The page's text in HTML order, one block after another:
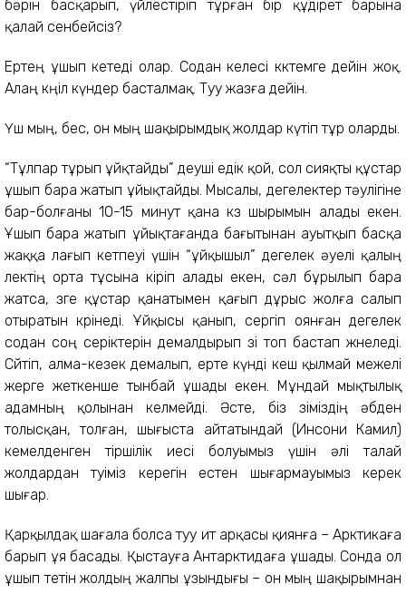
бәрін басқарып, үйлестіріп тұрған бір құдірет барына
қалай сенбейсіз?
Ертең ұшып кетеді олар. Содан келесі көктемге дейін жоқ.
Алаң көңіл күндер басталмақ. Туу жазға дейін.
Үш мың, бес, он мың шақырымдық жолдар күтіп тұр оларды.
“Тұлпар тұрып ұйқтайды” деуші едік қой, сол сияқты құстар
ұшып бара жатып ұйықтайды. Мысалы, дегелектер тәулігіне
бар-болғаны 10-15 минут қана көз шырымын алады екен.
Ұшып бара жатып ұйықтағанда бағытынан ауытқып басқа
жаққа лағып кетпеуі үшін “ұйқышыл” дегелек әуелі қалың
лектің орта тұсына кіріп алады екен, сәл бұрылып бара
жатса, өзге құстар қанатымен қағып дұрыс жолға салып
отыратын көрінеді. Ұйқысы қанып, сергіп оянған дегелек
содан соң серіктерін демалдырып өзі топ бастап жөнеледі.
Сөйтіп, алма-кезек демалып, ерте күнді кеш қылмай межелі
жерге жеткенше тынбай ұшады екен. Мұндай мықтылық
адамның қолынан келмейді. Әсте, біз өзіміздің әбден
толысқан, толған, шығыста айтатындай (Инсони Камил)
кемелденген тіршілік иесі болуымыз үшін әлі талай
жолдардан өтуіміз керегін естен шығармауымыз керек
шығар.
Қарқылдақ шағала болса туу ит арқасы қиянға – Арктикаға
барып ұя басады. Қыстауға Антарктидаға ұшады. Сонда ол
ұшып өтетін жолдың жалпы ұзындығы – он мың шақырымнан